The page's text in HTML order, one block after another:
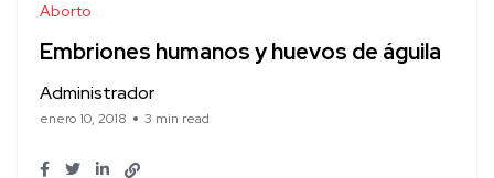
Aborto
Embriones humanos y huevos de águila
Administrador
enero 10, 2018 3 min read